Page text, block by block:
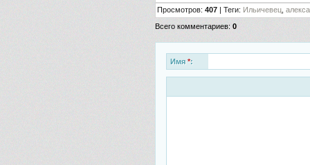
Просмотров: 407 Теги: Ильичевец,
Всего комментариев: 0
Имя *: